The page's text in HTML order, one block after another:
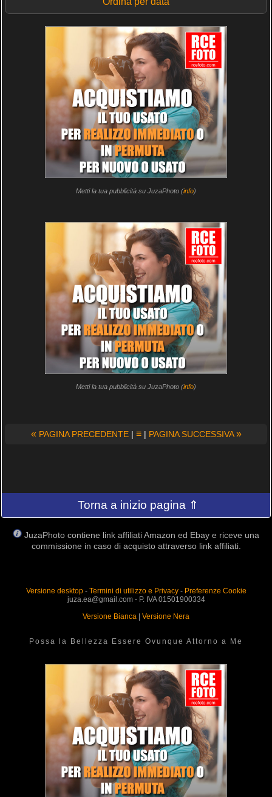
Metti la tua pubblicità su JuzaPhoto (info)
Metti la tua pubblicità su JuzaPhoto (info)
« PAGINA PRECEDENTE| ≡| PAGINA SUCCESSIVA»
Torna a inizio pagina ⇑
JuzaPhoto contiene link affiliati Amazon ed Ebay e riceve una
commissione in caso di acquisto attraverso link affiliati.
Versione desktop- Termini di utilizzo e Privacy- Preferenze Cookie
juza.ea@gmail.com - P. IVA 01501900334
Versione Bianca
Versione Nera
Possa la Bellezza Essere Ovunque Attorno a Me